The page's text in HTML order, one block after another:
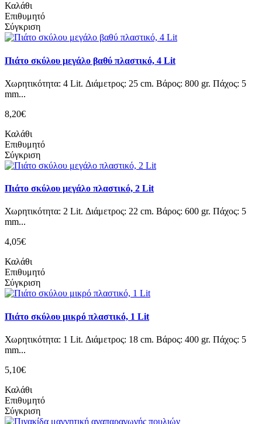
Καλάθι
Επιθυμητό
Σύγκριση
Πιάτο σκύλου μεγάλο βαθύ πλαστικό, 4 Lit
Χωρητικότητα: 4 Lit. Διάμετρος: 25 cm. Βάρος: 800 gr. Πάχος: 5
mm...
8,20€
Καλάθι
Επιθυμητό
Σύγκριση
Πιάτο σκύλου μεγάλο πλαστικό, 2 Lit
Χωρητικότητα: 2 Lit. Διάμετρος: 22 cm. Βάρος: 600 gr. Πάχος: 5
mm...
4,05€
Καλάθι
Επιθυμητό
Σύγκριση
Πιάτο σκύλου μικρό πλαστικό, 1 Lit
Χωρητικότητα: 1 Lit. Διάμετρος: 18 cm. Βάρος: 400 gr. Πάχος: 5
mm...
5,10€
Καλάθι
Επιθυμητό
Σύγκριση